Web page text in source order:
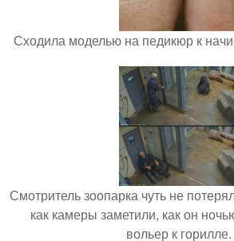
Сходила моделью на педикюр к
Смотритель зоопарка чуть не
как камеры заметили, как он
вольер к горилле.